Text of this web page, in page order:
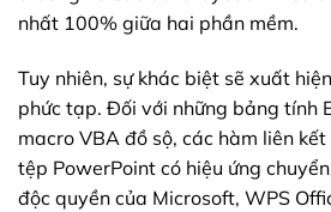
nhất 100% giữa hai phần mềm.
Tuy nhiên, sự khác biệt sẽ xuất
phức tạp. Đối với những bảng tính
macro VBA đồ sộ, các hàm liên
tệp PowerPoint có hiệu ứng
độc quyền của Microsoft, WPS